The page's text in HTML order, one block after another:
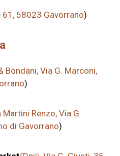
61, 58023 Gavorrano)
Bondani, Via G. Marconi,
)
Renzo, Via G.
di Gavorrano)